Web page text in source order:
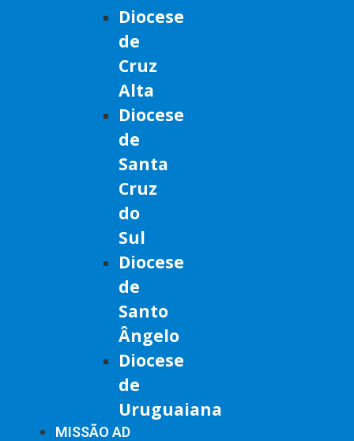
Diocese
de
Cruz
Alta
Diocese
de
Santa
Cruz
do
Sul
Diocese
de
Santo
Ângelo
Diocese
de
Uruguaiana
MISSÃO AD